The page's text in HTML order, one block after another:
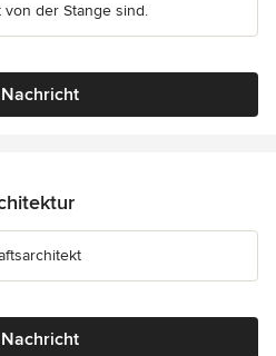
der Stange sind.
Nachricht
Nachricht